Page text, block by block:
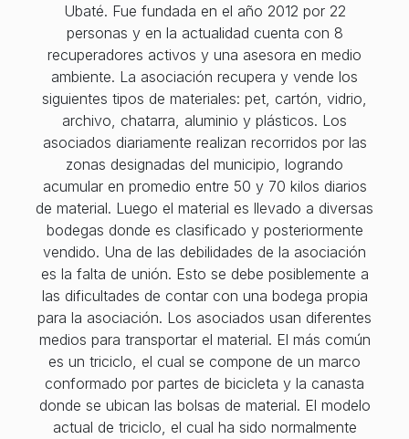
Ubaté. Fue fundada en el año 2012 por 22
personas y en la actualidad cuenta con 8
recuperadores activos y una asesora en medio
ambiente. La asociación recupera y vende los
siguientes tipos de materiales: pet, cartón, vidrio,
archivo, chatarra, aluminio y plásticos. Los
asociados diariamente realizan recorridos por las
zonas designadas del municipio, logrando
acumular en promedio entre 50 y 70 kilos diarios
de material. Luego el material es llevado a diversas
bodegas donde es clasificado y posteriormente
vendido. Una de las debilidades de la asociación
es la falta de unión. Esto se debe posiblemente a
las dificultades de contar con una bodega propia
para la asociación. Los asociados usan diferentes
medios para transportar el material. El más común
es un triciclo, el cual se compone de un marco
conformado por partes de bicicleta y la canasta
donde se ubican las bolsas de material. El modelo
actual de triciclo, el cual ha sido normalmente